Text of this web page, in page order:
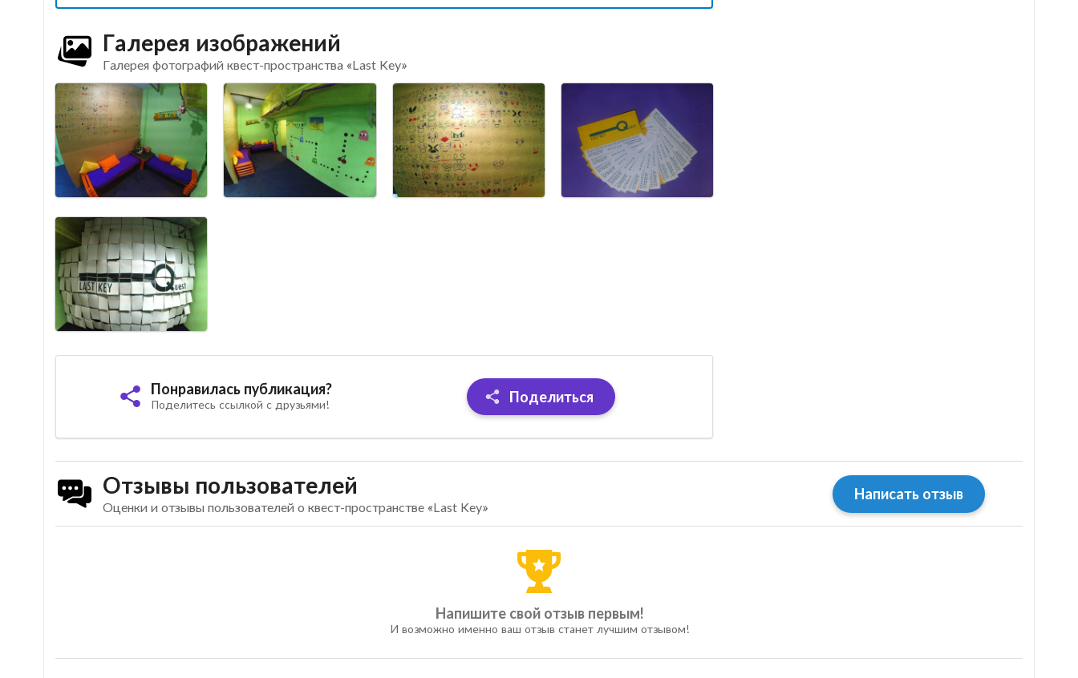
Галерея изображений
Галерея фотографий квест-пространства «Last Key»
Понравилась публикация?
Поделитесь ссылкой с друзьями! Поделиться
Отзывы пользователей
Оценки и отзывы пользователей о квест-пространстве «Last Key»
Написать отзыв
Напишите свой отзыв первым!
И возможно именно ваш отзыв станет лучшим отзывом!